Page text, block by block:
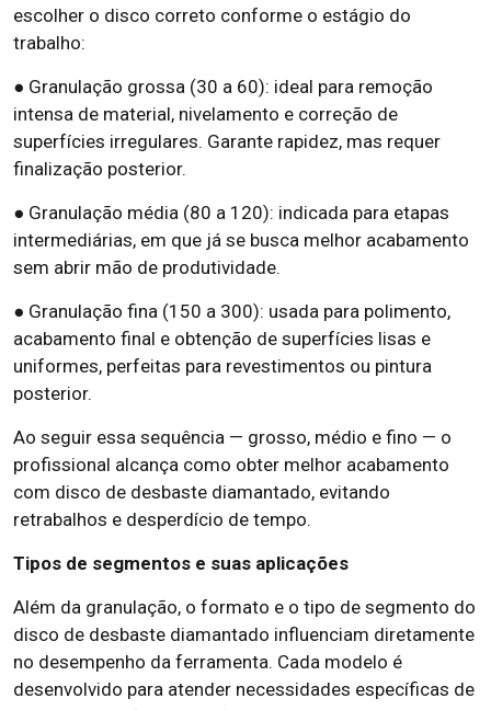
escolher o disco correto conforme o estágio do
trabalho:
● Granulação grossa (30 a 60): ideal para remoção
intensa de material, nivelamento e correção de
superfícies irregulares. Garante rapidez, mas requer
finalização posterior.
● Granulação média (80 a 120): indicada para etapas
intermediárias, em que já se busca melhor acabamento
sem abrir mão de produtividade.
● Granulação fina (150 a 300): usada para polimento,
acabamento final e obtenção de superfícies lisas e
uniformes, perfeitas para revestimentos ou pintura
posterior.
Ao seguir essa sequência — grosso, médio e fino — o
profissional alcança como obter melhor acabamento
com disco de desbaste diamantado, evitando
retrabalhos e desperdício de tempo.
Tipos de segmentos e suas aplicações
Além da granulação, o formato e o tipo de segmento do
disco de desbaste diamantado influenciam diretamente
no desempenho da ferramenta. Cada modelo é
desenvolvido para atender necessidades específicas de